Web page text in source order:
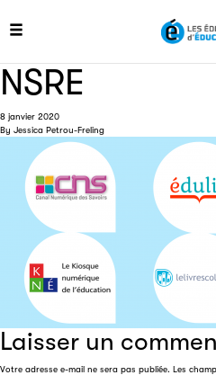
NSRE
8 janvier 2020
By Jessica Petrou-Freling
Laisser un
Votre adresse e-mail ne sera pas publiée. Les
La plateforme LivrEmploi
d’emploi à pourvoir dans le
Clic.EDIt
Clic.EDIt, pour faciliter les
tous les acteurs de la filière